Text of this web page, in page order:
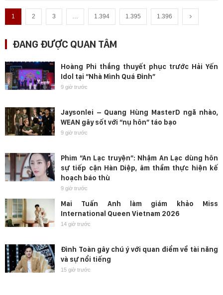
1 2 3 … 1.394 1.395 1.396
ĐANG ĐƯỢC QUAN TÂM
Hoàng Phi thắng thuyết phục trước Hải Yến
Idol tại “Nhà Mình Quá Đỉnh”
9 giờ trước
Jaysonlei – Quang Hùng MasterD ngã nhào,
WEAN gây sốt với “nụ hôn” táo bạo
9 giờ trước
Phim “An Lạc truyện”: Nhậm An Lạc dùng hôn
sự tiếp cận Hàn Diệp, âm thầm thực hiện kế
hoạch báo thù
9 giờ trước
Mai Tuấn Anh làm giám khảo Miss
International Queen Vietnam 2026
14 giờ trước
Đình Toàn gây chú ý với quan điểm về tài năng
và sự nổi tiếng
15 giờ trước